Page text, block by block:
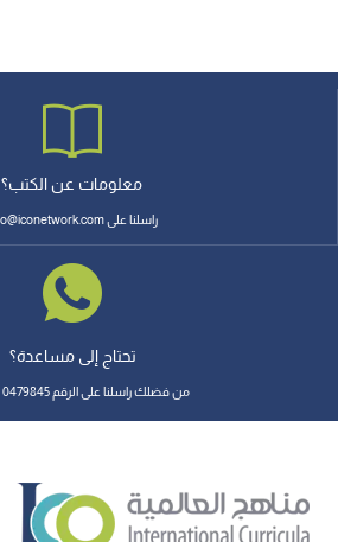
معلومات عن الكتب؟
راسلنا على info@iconetwork.com
تحتاج إلى مساعدة؟
من فضلك راسلنا على الرقم 0479845 50 966+